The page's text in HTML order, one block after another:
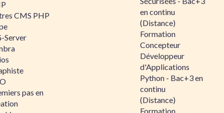
CMS PHP
Server
pas en
en continu
(Distance)
Formation
Concepteur
Développeur
d'Applications
Python - Bac+3 en
continu
(Distance)
Formation